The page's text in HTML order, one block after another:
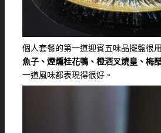
個人套餐的第一道迎賓五味品擺盤很
魚子、煙燻桂花鴨、橙酒叉燒皇、梅
一道風味都表現得很好。